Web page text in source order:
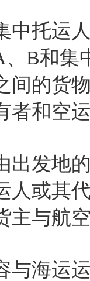
中托运
B和
间的货
者和空
出发地
人或其
主与航
与海运